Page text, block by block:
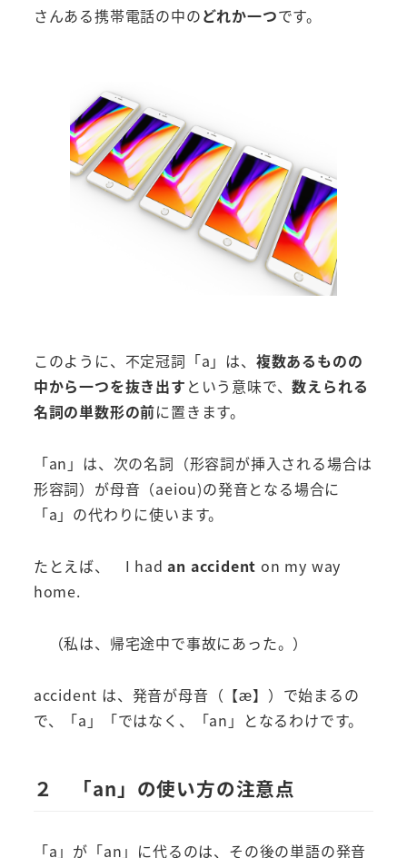
さんある携帯電話の中のどれか一つです。
このように、不定冠詞「a」は、 複数あるものの
中から一つを抜き出す という意味で、数えられる
名詞の単数形の前に置きます。
「an」は、次の名詞（形容詞が挿入される場合は
形容詞）が母音（aeiou)の発音となる場合に
「a」の代わりに使います。
たとえば、 I hadan accident on my way
home.
（私は、帰宅途中で事故にあった。）
accident は、発音が母音（【æ】）で始まるの
で、「a」「ではなく、「an」となるわけです。
２ 「an」の使い方の注意点
「a」が「an」に代るのは、その後の単語の発音